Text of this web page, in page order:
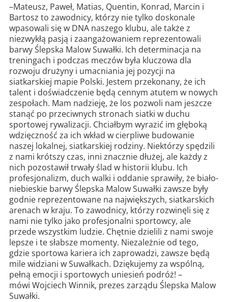
–Mateusz, Paweł, Matias, Quentin, Konrad, Marcin i
Bartosz to zawodnicy, którzy nie tylko doskonale
wpasowali się w DNA naszego klubu, ale także z
niezwykłą pasją i zaangażowaniem reprezentowali
barwy Ślepska Malow Suwałki. Ich determinacja na
treningach i podczas meczów była kluczowa dla
rozwoju drużyny i umacniania jej pozycji na
siatkarskiej mapie Polski. Jestem przekonany, że ich
talent i doświadczenie będą cennym atutem w nowych
zespołach. Mam nadzieję, że los pozwoli nam jeszcze
stanąć po przeciwnych stronach siatki w duchu
sportowej rywalizacji. Chciałbym wyrazić im głęboką
wdzięczność za ich wkład w cierpliwe budowanie
naszej lokalnej, siatkarskiej rodziny. Niektórzy spędzili
z nami krótszy czas, inni znacznie dłużej, ale każdy z
nich pozostawił trwały ślad w historii klubu. Ich
profesjonalizm, duch walki i oddanie sprawiły, że biało-
niebieskie barwy Ślepska Malow Suwałki zawsze były
godnie reprezentowane na największych, siatkarskich
arenach w kraju. To zawodnicy, którzy rozwinęli się z
nami nie tylko jako profesjonalni sportowcy, ale
przede wszystkim ludzie. Chętnie dzielili z nami swoje
lepsze i te słabsze momenty. Niezależnie od tego,
gdzie sportowa kariera ich zaprowadzi, zawsze będą
mile widziani w Suwałkach. Dziękujemy za wspólną,
pełną emocji i sportowych uniesień podróż! –
mówi Wojciech Winnik, prezes zarządu Ślepska Malow
Suwałki.